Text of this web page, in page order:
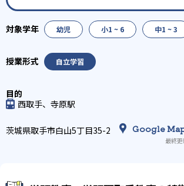
幼児 小1 ~ 6 中1 ~ 3
自立学習
西取手、寺原駅
茨城県取手市白山5丁目35-2 Google
最終